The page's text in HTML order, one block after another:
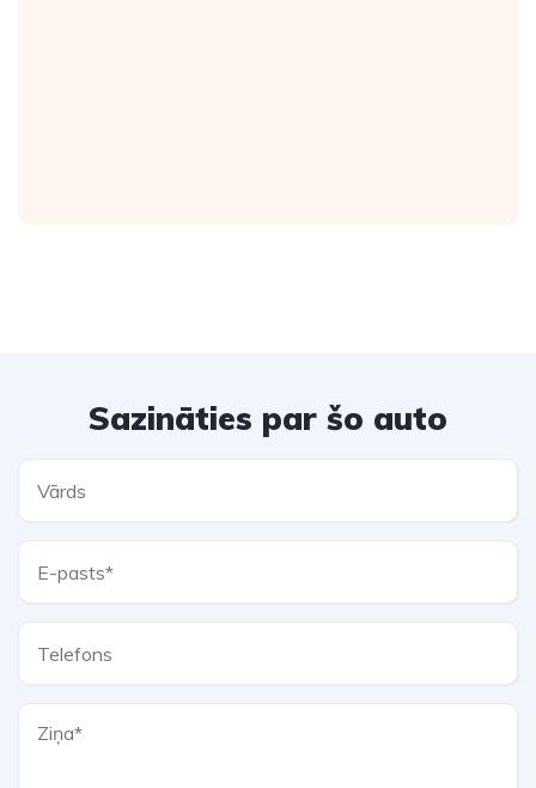
Sazināties par šo auto